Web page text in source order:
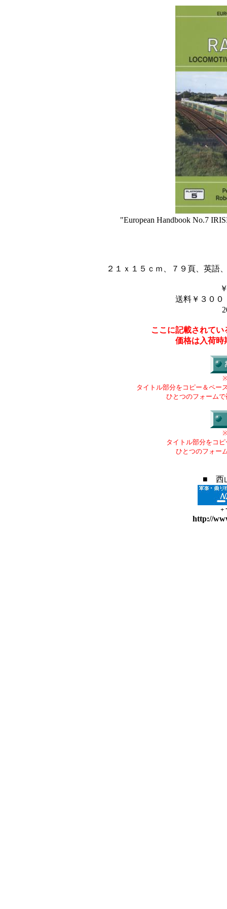
"European Handbook No.7
２１ｘ１５ｃｍ、７９頁、英語
送料￥３００
ここに記載されて
価格は入荷時
タイトル部分をコピー＆ペー
ひとつのフォーム
タイトル部分をコ
ひとつのフォー
■ 西
+
http://